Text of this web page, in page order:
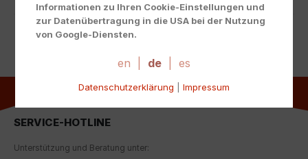
SERVICE-HOTLINE
Unterstützung und Beratung unter:
Informationen zu Ihren Cookie-Einstellungen und
zur Datenübertragung in die USA bei der Nutzung
von Google-Diensten.
Cookies sind absolut notwendig, um unsere Website
werden nur gesetzt, wenn Sie ihrer Verwendung
Über die Auswahl bestimmter Cookies in den
Akkordeon-Elementen können Sie wählen, ob Sie "nur
wesentliche Cookies ", "alle Cookies akzeptieren"
en de es
Datenschutzerklärung Impressum